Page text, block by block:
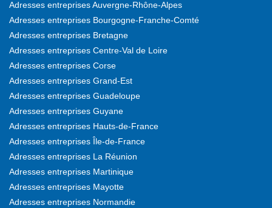
Adresses entreprises Auvergne-Rhône-Alpes
Adresses entreprises Bourgogne-Franche-Comté
Adresses entreprises Bretagne
Adresses entreprises Centre-Val de Loire
Adresses entreprises Corse
Adresses entreprises Grand-Est
Adresses entreprises Guadeloupe
Adresses entreprises Guyane
Adresses entreprises Hauts-de-France
Adresses entreprises Île-de-France
Adresses entreprises La Réunion
Adresses entreprises Martinique
Adresses entreprises Mayotte
Adresses entreprises Normandie